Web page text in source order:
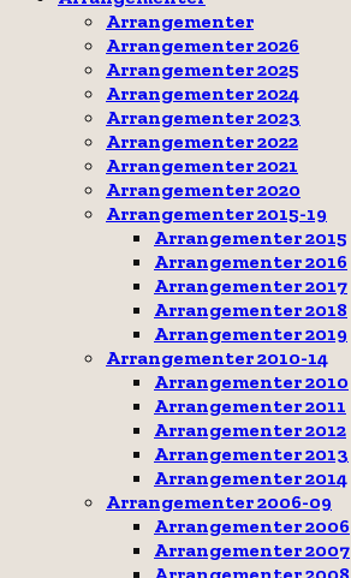
Arrangementer
Arrangementer 2026
Arrangementer 2025
Arrangementer 2024
Arrangementer 2023
Arrangementer 2022
Arrangementer 2021
Arrangementer 2020
Arrangementer 2015-19
Arrangementer 2015
Arrangementer 2016
Arrangementer 2017
Arrangementer 2018
Arrangementer 2019
Arrangementer 2010-14
Arrangementer 2010
Arrangementer 2011
Arrangementer 2012
Arrangementer 2013
Arrangementer 2014
Arrangementer 2006-09
Arrangementer 2006
Arrangementer 2007